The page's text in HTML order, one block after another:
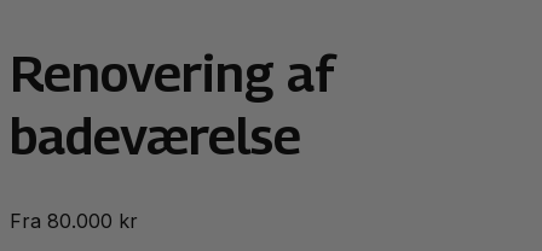
Renovering af
badeværelse
Fra 80.000 kr